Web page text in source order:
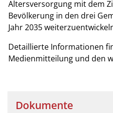
Altersversorgung mit dem
Bevölkerung in den drei
Jahr 2035
Detaillierte Informationen
Medienmitteilung und den
Dokumente